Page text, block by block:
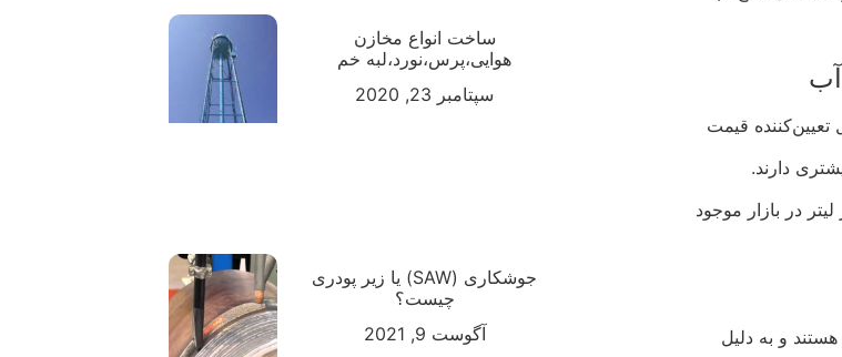
قیمت
دارند.
در بازار موجود
هستند و به دلیل
ساخت انواع مخازن
هوایی،پرس،نورد،لبه خم
سپتامبر 23, 2020
جوشکاری (SAW) یا زیر پودری
چیست؟
آگوست 9, 2021